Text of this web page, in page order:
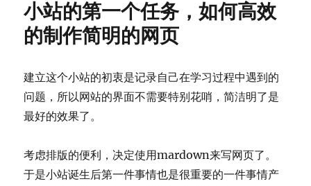
效
境
小站的第一个任务，如何高效
的制作简明的网页
建立这个小站的初衷是记录自己在学习过程中遇到的
问题，所以网站的界面不需要特别花哨，简洁明了是
最好的效果了。
考虑排版的便利，决定使用mardown来写网页了。
于是小站诞生后第一件事情也是很重要的一件事情产